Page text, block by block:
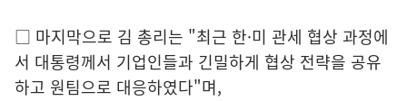
□ 마지막으로 김 총리는 "최근 한·미 관세 협상 과정에
서 대통령께서 기업인들과 긴밀하게 협상 전략을 공유
하고 원팀으로 대응하였다"며,